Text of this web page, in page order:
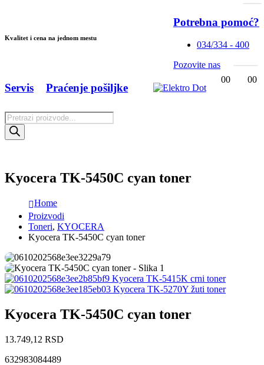
Kvalitet i cena na jednom mestu
Potrebna pomoć?
034/334 - 400
Pozovite nas
Products
search
Servis Praćenje pošiljke
00 00
Kyocera TK-5450C cyan toner
Home
Proizvodi
Toneri, KYOCERA
Kyocera TK-5450C cyan toner
Kyocera TK-5415K crni toner
Kyocera TK-5270Y žuti toner
Kyocera TK-5450C cyan toner
13.749,12 RSD
632983084489